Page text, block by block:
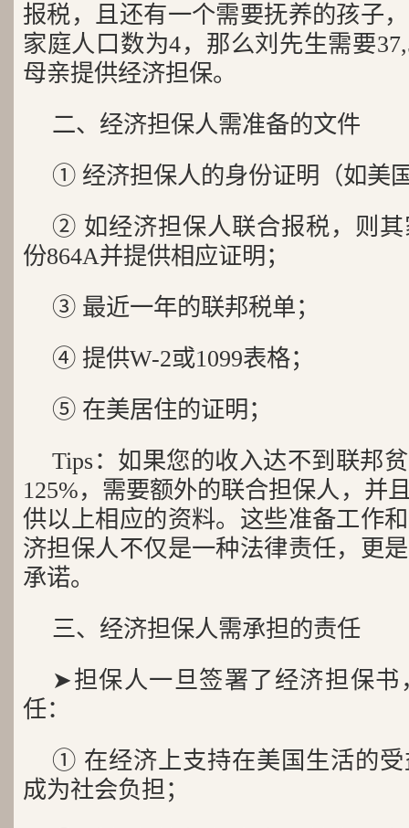
报税，且还有一个需要抚养的孩子
家庭人口数为4，那么刘先生需要
母亲提供经济担保。
二、经济担保人需准备的文件
① 经济担保人的身份证明（如美
② 如经济担保人联合报税，则
份864A并提供相应证明；
③ 最近一年的联邦税单；
④ 提供W-2或1099表格；
⑤ 在美居住的证明；
Tips：如果您的收入达不到联邦
125%，需要额外的联合担保人，并
供以上相应的资料。这些准备工作
济担保人不仅是一种法律责任，更
承诺。
三、经济担保人需承担的责任
➤担保人一旦签署了经济担保书
任：
① 在经济上支持在美国生活的
成为社会负担；